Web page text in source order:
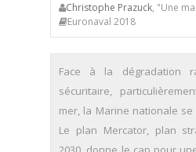
Christophe Prazuck, "Une
Euronaval 2018
Face à la dégradation
sécuritaire,
mer, la Marine nationale
Le plan Mercator, plan